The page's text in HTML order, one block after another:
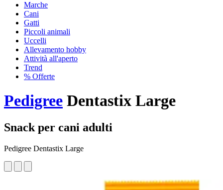
Marche
Cani
Gatti
Piccoli animali
Uccelli
Allevamento hobby
Attività all'aperto
Trend
% Offerte
Pedigree Dentastix Large
Snack per cani adulti
Pedigree Dentastix Large